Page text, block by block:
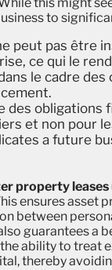
to
peut pas être
ce qui le
le cadre des
des obligations
et non pour
a future
property leases
ensures asset
between
guarantees a
ability to treat
thereby